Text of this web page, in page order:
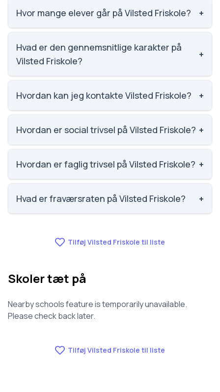
Hvor mange elever går på Vilsted Friskole? +
Vilsted Friskole har 76 elever, hvilket gør den til
nummer 2013 ud af 3143 skoler.
Hvad er den gennemsnitlige karakter på
Vilsted Friskole?
+
Vi har ikke data om karaktergennemsnittet for
Vilsted Friskole.
Hvordan kan jeg kontakte Vilsted Friskole? +
Email: mail@vilstedfriskole.dk. Telefon: 9867 6042.
Adresse: Vilsted Friskole Troldbjergvej 4, 9670
Hvordan er social trivsel på Vilsted Friskole? +
Vi har ikke data om social trivsel for Vilsted Friskole.
Hvordan er faglig trivsel på Vilsted Friskole? +
Vi har ikke data om faglig trivsel for Vilsted Friskole.
Hvad er fraværsraten på Vilsted Friskole? +
Tilføj Vilsted Friskole til liste
Skoler tæt på
Nearby schools feature is temporarily unavailable.
Please check back later.
Tilføj Vilsted Friskole til liste